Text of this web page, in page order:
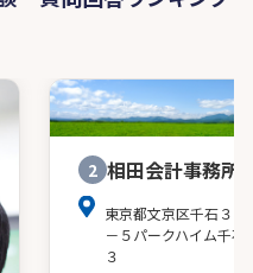
2 相田会計事務所
東京都文京区千石３－
－５パークハイム千石
３